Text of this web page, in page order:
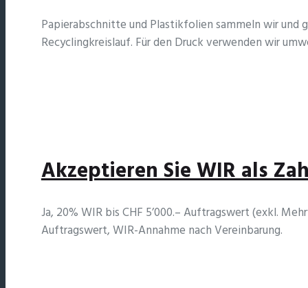
Papierabschnitte und Plastikfolien sammeln wir und
Recyclingkreislauf. Für den Druck verwenden wir
Akzeptieren Sie WIR als
Ja, 20% WIR bis CHF 5’000.– Auftragswert (exkl.
Auftragswert, WIR-Annahme nach Vereinbarung.